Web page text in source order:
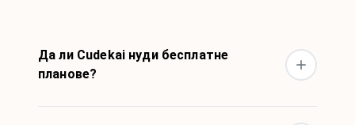
Да ли Cudekai нуди бесплатне
планове?